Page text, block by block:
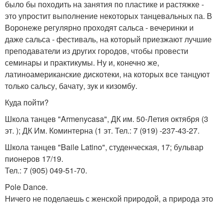
было бы походить на занятия по пластике и растяжке -
это упростит выполнение некоторых танцевальных па. В
Воронеже регулярно проходят сальса - вечеринки и
даже сальса - фестиваль, на который приезжают лучшие
преподаватели из других городов, чтобы провести
семинары и практикумы. Ну и, конечно же,
латиноамериканские дискотеки, на которых все танцуют
только сальсу, бачату, зук и кизомбу.
Куда пойти?
Школа танцев "Armenycasa", ДК им. 50-Летия октября (3
эт. ); ДК Им. Коминтерна (1 эт. Тел.: 7 (919) -237-43-27.
Школа танцев "Baile Latino", студенческая, 17; бульвар
пионеров 17/19.
Тел.: 7 (905) 049-51-70.
Pole Dance.
Ничего не поделаешь с женской природой, а природа это